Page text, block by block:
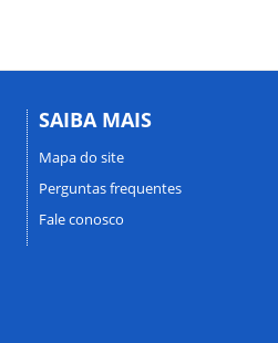
SAIBA MAIS
Mapa do site
Perguntas frequentes
Fale conosco